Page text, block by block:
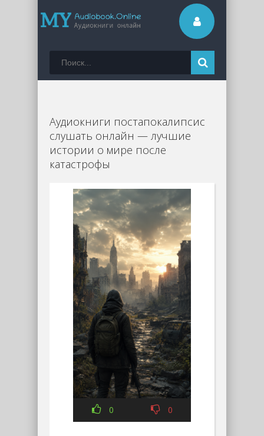
Аудиокниги постапокалипсис
слушать онлайн — лучшие
истории о мире после
катастрофы
0 0